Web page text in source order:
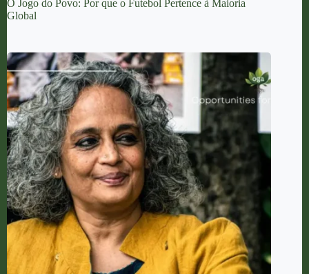
O Jogo do Povo: Por que o Futebol Pertence à Maioria
Global